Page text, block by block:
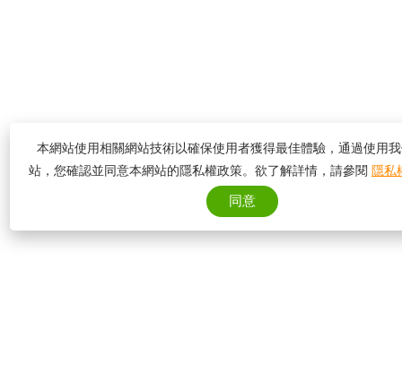
本網站使用相關網站技術以確保使用者獲得最佳體驗，通過使用
站，您確認並同意本網站的隱私權政策。欲了解詳情，請參閱 隱私
同意